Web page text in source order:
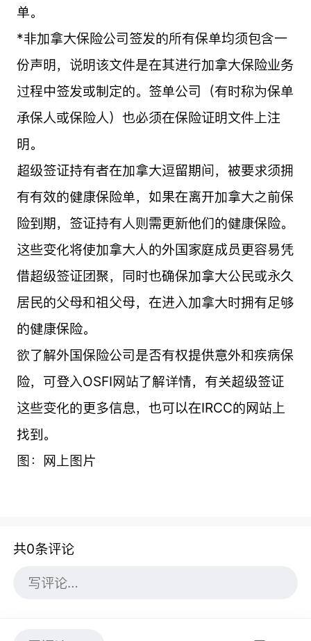
单。
*非加拿大保险公司签发的所有保单均须包含一
份声明，说明该文件是在其进行加拿大保险业务
过程中签发或制定的。签单公司（有时称为保单
承保人或保险人）也必须在保险证明文件上注
明。
超级签证持有者在加拿大逗留期间，被要求须拥
有有效的健康保险单，如果在离开加拿大之前保
险到期，签证持有人则需更新他们的健康保险。
这些变化将使加拿大人的外国家庭成员更容易凭
借超级签证团聚，同时也确保加拿大公民或永久
居民的父母和祖父母，在进入加拿大时拥有足够
的健康保险。
欲了解外国保险公司是否有权提供意外和疾病保
险，可登入OSFI网站了解详情，有关超级签证
这些变化的更多信息，也可以在IRCC的网站上
找到。
图：网上图片
共0条评论